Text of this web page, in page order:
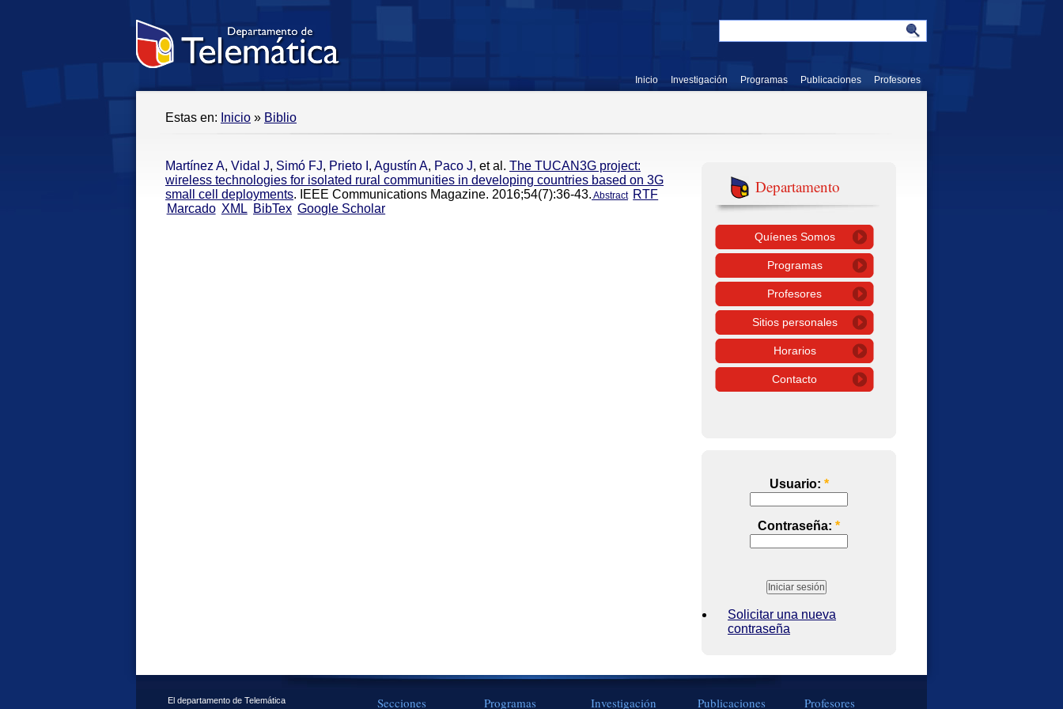
Inicio Investigación Programas Publicaciones Profesores
Estas en: Inicio » Biblio
Martínez A, Vidal J, Simó FJ, Prieto I , Agustín A, Paco J, et al. The TUCAN3G project:
wireless technologies for isolated rural communities in developing countries based on 3G
small cell deployments. IEEE Communications Magazine. 2016;54(7):36-43. Abstract RTF
Marcado XML BibTex Google Scholar
Departamento
Quíenes Somos
Programas
Profesores
Sitios personales
Horarios
Contacto
Usuario: *
Contraseña: *
Solicitar una nueva
contraseña
El departamento de Telemática
Secciones Programas Investigación Publicaciones Profesores